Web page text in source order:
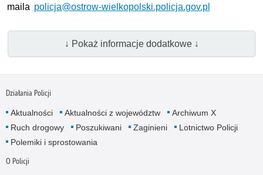
maila policja@ostrow-wielkopolski.policja.gov.pl
↓ Pokaż informacje dodatkowe ↓
Działania Policji
Aktualności Aktualności z województw
Archiwum X
Ruch drogowy
Poszukiwani Zaginieni
Lotnictwo Policji
Polemiki i sprostowania
O Policji